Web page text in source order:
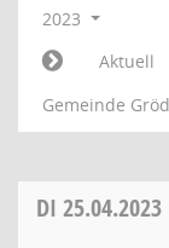
2023
Aktuell
Gemeinde
DI 25.04.2023